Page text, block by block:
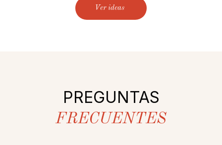
Ver ideas
PREGUNTAS
FRECUENTES